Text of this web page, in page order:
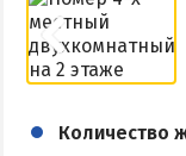
Количество